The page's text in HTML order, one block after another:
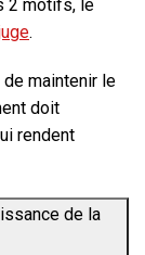
2 motifs, le
.
maintenir le
doit
rendent
de la